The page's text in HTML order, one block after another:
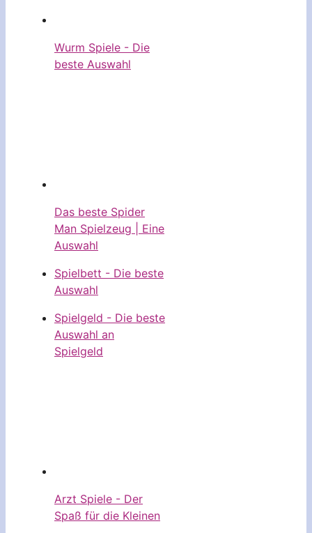
Wurm Spiele - Die
beste Auswahl
Das beste Spider
Man Spielzeug | Eine
Auswahl
Spielbett - Die beste
Auswahl
Spielgeld - Die beste
Auswahl an
Spielgeld
Arzt Spiele - Der
Spaß für die Kleinen